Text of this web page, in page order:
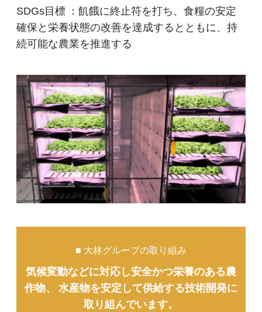
SDGs目標 ：飢餓に終止符を打ち、食糧の安定
確保と栄養状態の改善を達成するとともに、持
続可能な農業を推進する
■ 大林グループの取り組み
気候変動などに対応し安全かつ栄養のある農
作物、 水産物を安定して供給する技術開発に
取り組んでいます。